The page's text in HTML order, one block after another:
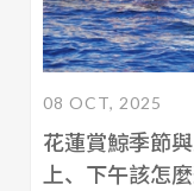
08 OCT, 2025
花蓮賞鯨季節
上、下午該怎麼